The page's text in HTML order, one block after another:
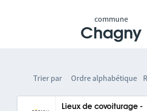
commune
Chagny
Trier par Ordre alphabétique
Lieux de covoiturage -